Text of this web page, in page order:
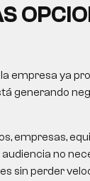
empresa ya
generando
empresas,
no
sin perder